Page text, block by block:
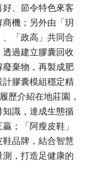
、節令特色來客
機；另外由「玥
「政高」共同合
過建立膠囊回收
棄物，再製成肥
膠囊模組穩定精
歷介紹在地莊園，
識，達成生態循
；「阿瘦皮鞋」
品牌，結合智慧
，打造足健康的